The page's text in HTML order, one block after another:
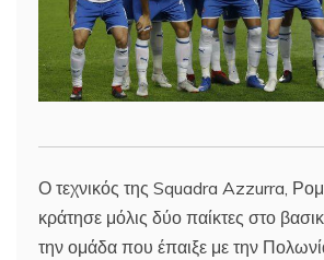
Ο τεχνικός της Squadra Azzurra,
κράτησε μόλις δύο παίκτες στο
την ομάδα που έπαιξε με την